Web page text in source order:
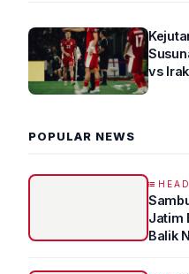
vs
POPULAR NEWS
Jatim
Balik